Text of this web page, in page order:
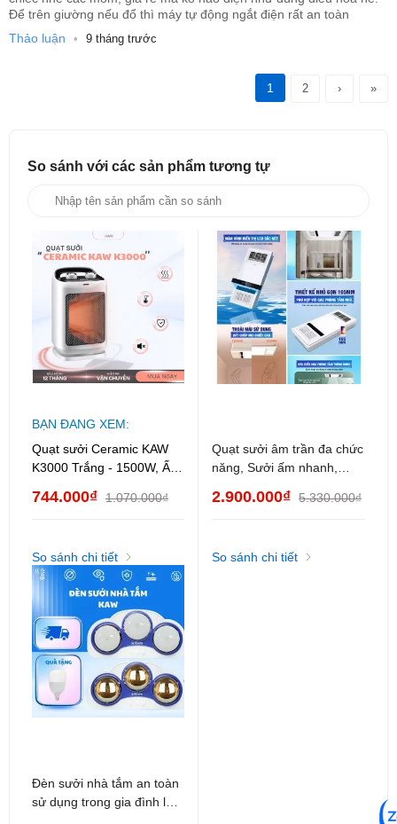
Quạt sưởi Ceramic KAW K3000
hiệu quả, an toàn và tiện lợi, lý tưởng cho những ngày thời tiết
lạnh, đặc biệt với khả năng làm ấm nhanh và bảo vệ sức khỏe
người dùng nhờ công nghệ sưởi gốm PTC.
Để trên giường nếu đổ thì máy tự động ngắt điện rất an toàn
Thảo luận
• 9 tháng trước
1 2 › »
So sánh với các sản phẩm tương tự
BẠN ĐANG XEM:
Quạt sưởi Ceramic KAW
K3000 Trắng - 1500W, Ấm
744.000₫ 1.070.000₫
So sánh chi tiết
Quạt sưởi âm trần đa chức
năng, Sưởi ấm nhanh,
LED chiếu sáng
2.900.000₫ 5.330.000₫
So sánh chi tiết
Đèn sưởi nhà tắm an toàn
sử dụng trong gia đình loại